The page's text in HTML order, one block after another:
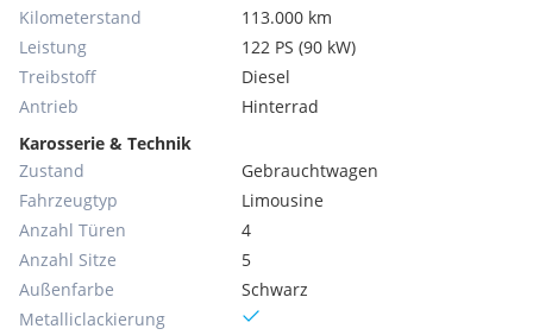
Kilometerstand
113.000 km
Leistung
122 PS (90 kW)
Treibstoff
Diesel
Antrieb
Hinterrad
Karosserie & Technik
Zustand
Gebrauchtwagen
Fahrzeugtyp
Limousine
Anzahl Türen
4
Anzahl Sitze
5
Außenfarbe
Schwarz
Metallic­lackierung